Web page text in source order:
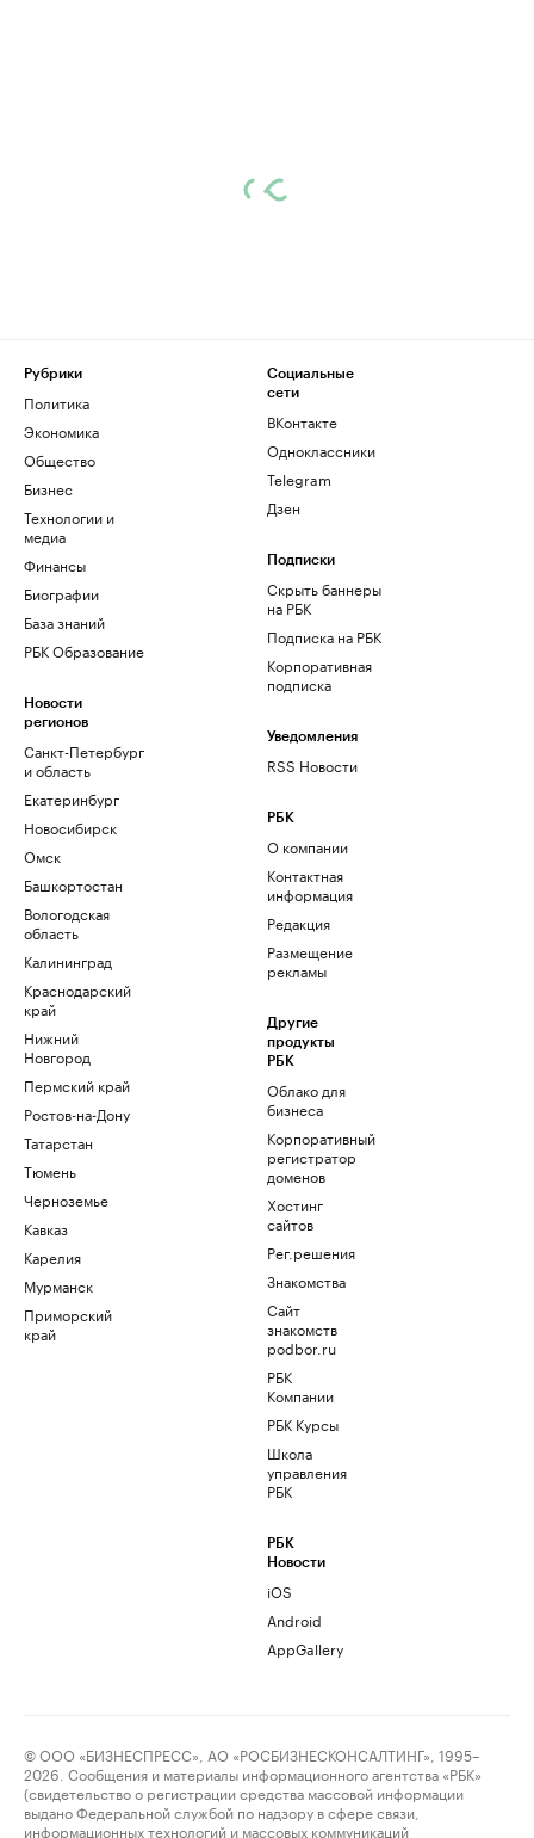
Рубрики
Политика
Экономика
Общество
Бизнес
Технологии и
медиа
Финансы
Биографии
База знаний
РБК Образование
Новости
регионов
Санкт-Петербург
и область
Екатеринбург
Новосибирск
Омск
Башкортостан
Вологодская
область
Калининград
Краснодарский
край
Нижний
Новгород
Пермский край
Ростов-на-Дону
Татарстан
Тюмень
Черноземье
Кавказ
Карелия
Мурманск
Приморский
край
Социальные
сети
ВКонтакте
Одноклассники
Telegram
Дзен
Подписки
Скрыть баннеры
на РБК
Подписка на РБК
Корпоративная
подписка
Уведомления
RSS Новости
РБК
О компании
Контактная
информация
Редакция
Размещение
рекламы
Другие
продукты
РБК
Облако для
бизнеса
Корпоративный
регистратор
доменов
Хостинг
сайтов
Рег.решения
Знакомства
Сайт
знакомств
podbor.ru
РБК
Компании
РБК Курсы
Школа
управления
РБК
РБК
Новости
iOS
Android
AppGallery
© ООО «БИЗНЕСПРЕСС», АО «РОСБИЗНЕСКОНСАЛТИНГ», 1995–
2026. Сообщения и материалы информационного агентства «РБК»
(свидетельство о регистрации средства массовой информации
выдано Федеральной службой по надзору в сфере связи,
информационных технологий и массовых коммуникаций